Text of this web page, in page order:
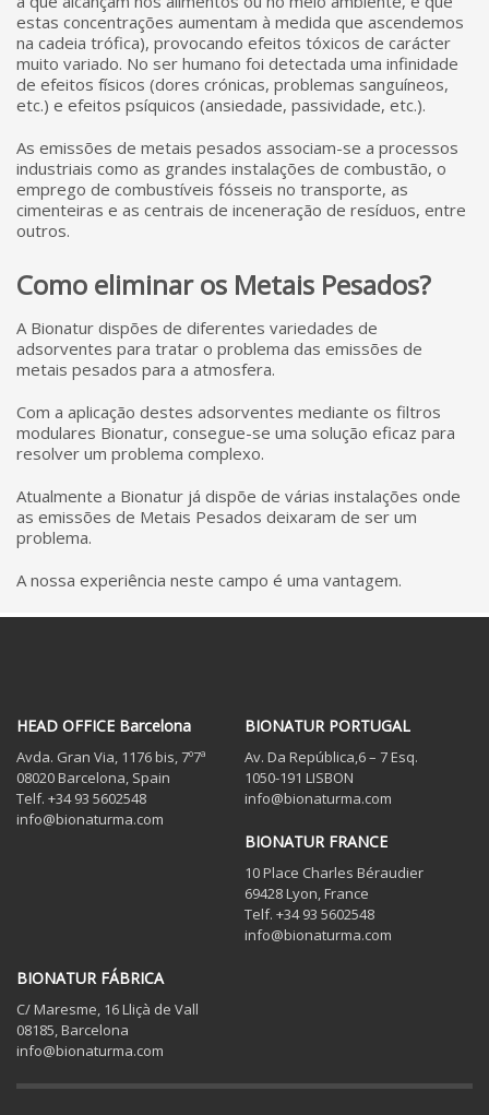
estas concentrações aumentam à medida que ascendemos
na cadeia trófica), provocando efeitos tóxicos de carácter
muito variado. No ser humano foi detectada uma infinidade
de efeitos físicos (dores crónicas, problemas sanguíneos,
etc.) e efeitos psíquicos (ansiedade, passividade, etc.).
As emissões de metais pesados associam-se a processos
industriais como as grandes instalações de combustão, o
emprego de combustíveis fósseis no transporte, as
cimenteiras e as centrais de inceneração de resíduos, entre
outros.
Como eliminar os Metais Pesados?
A Bionatur dispões de diferentes variedades de
adsorventes para tratar o problema das emissões de
metais pesados para a atmosfera.
Com a aplicação destes adsorventes mediante os filtros
modulares Bionatur, consegue-se uma solução eficaz para
resolver um problema complexo.
Atualmente a Bionatur já dispõe de várias instalações onde
as emissões de Metais Pesados deixaram de ser um
problema.
A nossa experiência neste campo é uma vantagem.
HEAD OFFICE Barcelona
Avda. Gran Via, 1176 bis, 7º7ª
08020 Barcelona, Spain
Telf. +34 93 5602548
info@bionaturma.com
BIONATUR PORTUGAL
Av. Da República,6 – 7 Esq.
1050-191 LISBON
info@bionaturma.com
BIONATUR FRANCE
10 Place Charles Béraudier
69428 Lyon, France
Telf. +34 93 5602548
info@bionaturma.com
BIONATUR FÁBRICA
C/ Maresme, 16 Lliçà de Vall
08185, Barcelona
info@bionaturma.com